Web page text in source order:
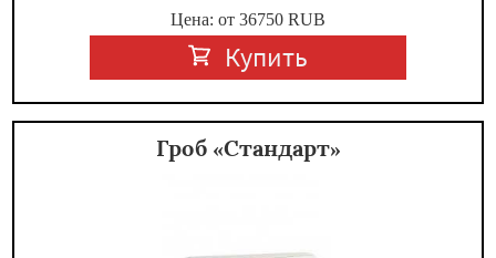
Цена: от 36750 RUB
Купить
Гроб «Стандарт»